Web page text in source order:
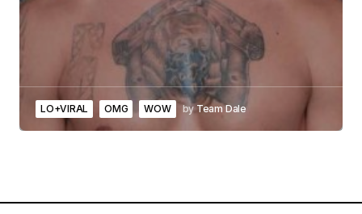
LO+VIRAL OMG WOW by Team Dale